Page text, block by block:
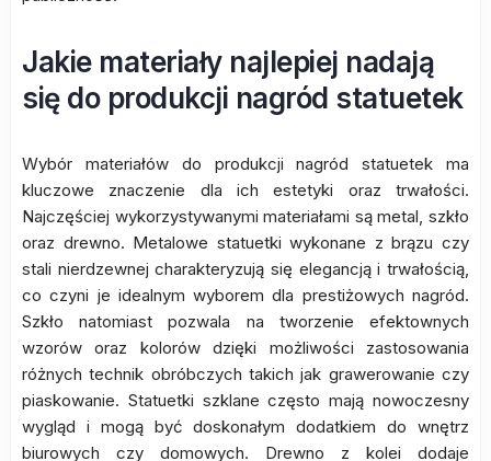
Jakie materiały najlepiej nadają
się do produkcji nagród statuetek
Wybór materiałów do produkcji nagród statuetek ma
kluczowe znaczenie dla ich estetyki oraz trwałości.
Najczęściej wykorzystywanymi materiałami są metal, szkło
oraz drewno. Metalowe statuetki wykonane z brązu czy
stali nierdzewnej charakteryzują się elegancją i trwałością,
co czyni je idealnym wyborem dla prestiżowych nagród.
Szkło natomiast pozwala na tworzenie efektownych
wzorów oraz kolorów dzięki możliwości zastosowania
różnych technik obróbczych takich jak grawerowanie czy
piaskowanie. Statuetki szklane często mają nowoczesny
wygląd i mogą być doskonałym dodatkiem do wnętrz
biurowych czy domowych. Drewno z kolei dodaje